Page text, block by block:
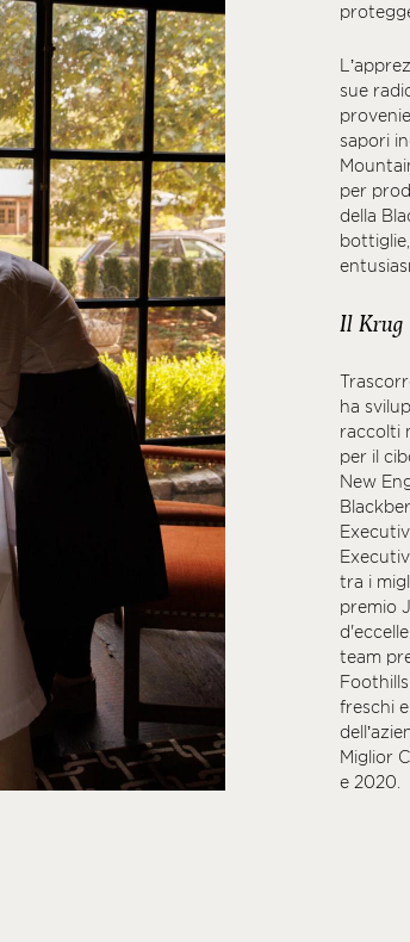
sue
sapori
per
della
Il Krug
ha
raccolti
per il
New
tra i
premio
team
freschi
Miglior
e 2020.